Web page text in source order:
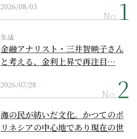
2026/08/03
No.
生活
金融アナリスト・三井智映子さん
と考える、金利上昇で再注目…
2026/07/28
No.
海の民が紡いだ文化。かつてのポ
リネシアの中心地であり現在の世